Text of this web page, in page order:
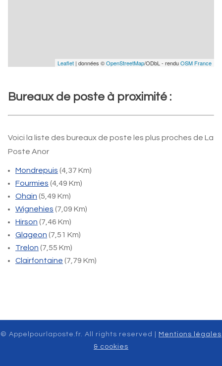
Leaflet | données ©OpenStreetMap/ODbL - renduOSM France
Bureaux de poste à proximité :
Voici la liste des bureaux de poste les plus proches de La
Poste Anor
Mondrepuis (4,37 Km)
Fourmies (4,49 Km)
Ohain (5,49 Km)
Wignehies (7,09 Km)
Hirson (7,46 Km)
Glageon (7,51 Km)
Trelon (7,55 Km)
Clairfontaine (7,79 Km)
© Appelpourlaposte.fr. All rights reserved |
Mentions légales
& cookies